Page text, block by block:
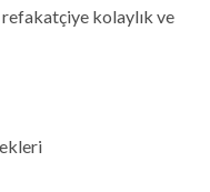
kolaylık ve